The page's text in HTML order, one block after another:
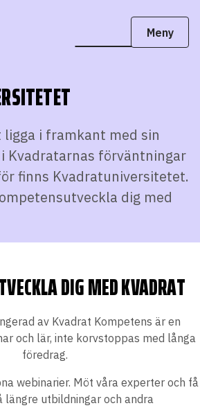
ligga i framkant med sin
Kvadratarnas förväntningar
finns Kvadratuniversitetet.
dig med
DIG MED KVADRAT
av Kvadrat Kompetens är en
och lär, inte korvstoppas med långa
föredrag.
webinarier. Möt våra experter och få
längre utbildningar och andra